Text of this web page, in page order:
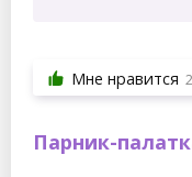
Мне нравится
Парник-